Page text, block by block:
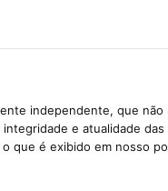
independente, que não
e atualidade
que é exibido em nosso